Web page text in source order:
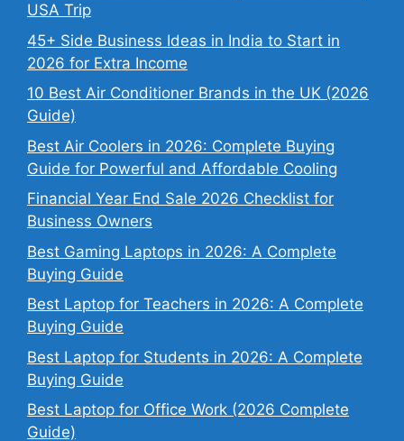
USA Trip
45+ Side Business Ideas in India to Start in
2026 for Extra Income
10 Best Air Conditioner Brands in the UK (2026
Guide)
Best Air Coolers in 2026: Complete Buying
Guide for Powerful and Affordable Cooling
Financial Year End Sale 2026 Checklist for
Business Owners
Best Gaming Laptops in 2026: A Complete
Buying Guide
Best Laptop for Teachers in 2026: A Complete
Buying Guide
Best Laptop for Students in 2026: A Complete
Buying Guide
Best Laptop for Office Work (2026 Complete
Guide)